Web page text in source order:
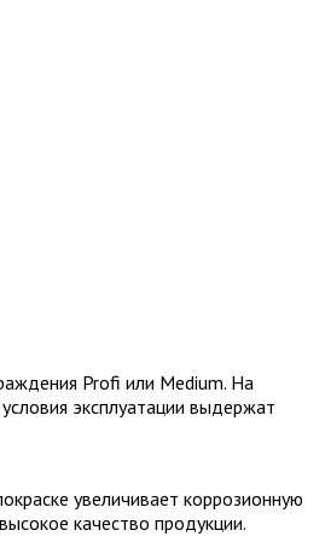
Profi или Medium. На
эксплуатации выдержат
увеличивает коррозионную
качество продукции.